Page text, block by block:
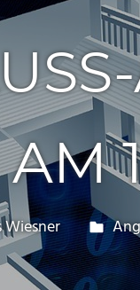
Wiesner